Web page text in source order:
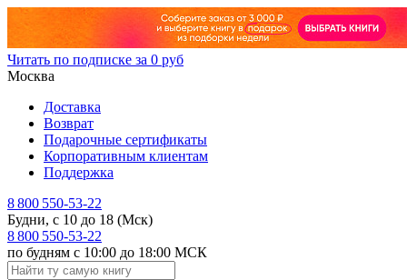
Читать по подписке за 0 руб
Москва
Доставка
Возврат
Подарочные сертификаты
Корпоративным клиентам
Поддержка
8 800 550-53-22
Будни, с 10 до 18 (Мск)
8 800 550-53-22
по будням с 10:00 до 18:00 МСК